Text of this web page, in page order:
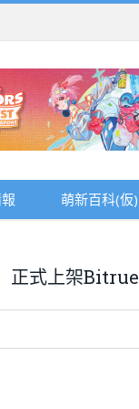
萌新百科(仮)
正式上架Bitrue